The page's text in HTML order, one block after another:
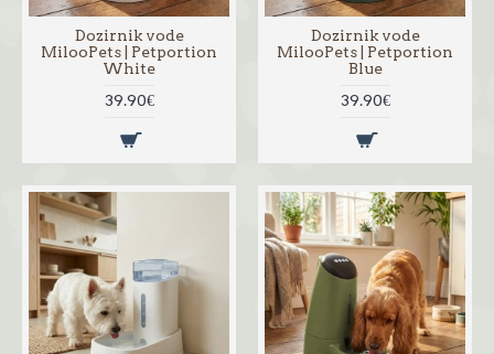
Dozirnik vode
MilooPets | Petportion
White
39.90€
Dozirnik vode
MilooPets | Petportion
Blue
39.90€